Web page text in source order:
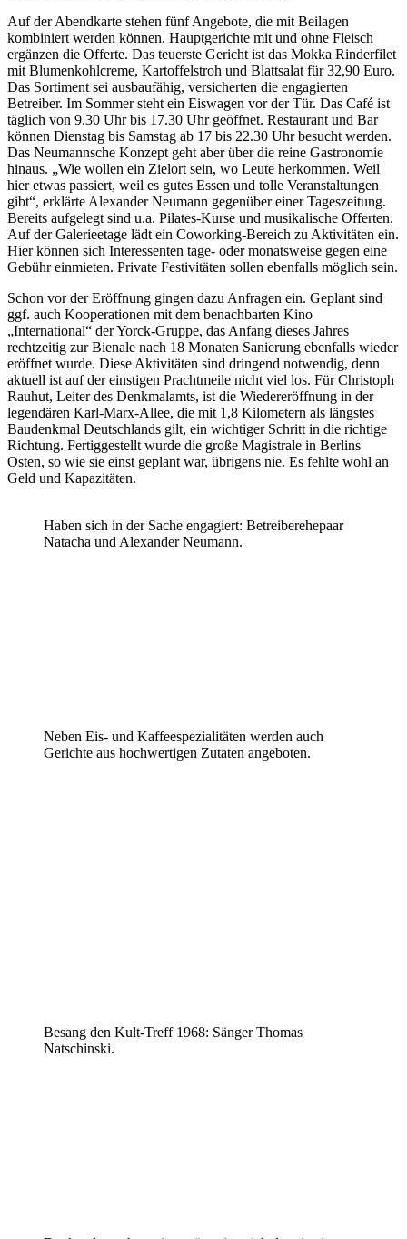
Auf der Abendkarte stehen fünf Angebote, die mit Beilagen
kombiniert werden können. Hauptgerichte mit und ohne Fleisch
ergänzen die Offerte. Das teuerste Gericht ist das Mokka Rinderfilet
mit Blumenkohlcreme, Kartoffelstroh und Blattsalat für 32,90 Euro.
Das Sortiment sei ausbaufähig, versicherten die engagierten
Betreiber. Im Sommer steht ein Eiswagen vor der Tür. Das Café ist
täglich von 9.30 Uhr bis 17.30 Uhr geöffnet. Restaurant und Bar
können Dienstag bis Samstag ab 17 bis 22.30 Uhr besucht werden.
Das Neumannsche Konzept geht aber über die reine Gastronomie
hinaus. „Wie wollen ein Zielort sein, wo Leute herkommen. Weil
hier etwas passiert, weil es gutes Essen und tolle Veranstaltungen
gibt“, erklärte Alexander Neumann gegenüber einer Tageszeitung.
Bereits aufgelegt sind u.a. Pilates-Kurse und musikalische Offerten.
Auf der Galerieetage lädt ein Coworking-Bereich zu Aktivitäten ein.
Hier können sich Interessenten tage- oder monatsweise gegen eine
Gebühr einmieten. Private Festivitäten sollen ebenfalls möglich sein.
Schon vor der Eröffnung gingen dazu Anfragen ein. Geplant sind
ggf. auch Kooperationen mit dem benachbarten Kino
„International“ der Yorck-Gruppe, das Anfang dieses Jahres
rechtzeitig zur Bienale nach 18 Monaten Sanierung ebenfalls wieder
eröffnet wurde. Diese Aktivitäten sind dringend notwendig, denn
aktuell ist auf der einstigen Prachtmeile nicht viel los. Für Christoph
Rauhut, Leiter des Denkmalamts, ist die Wiedereröffnung in der
legendären Karl-Marx-Allee, die mit 1,8 Kilometern als längstes
Baudenkmal Deutschlands gilt, ein wichtiger Schritt in die richtige
Richtung. Fertiggestellt wurde die große Magistrale in Berlins
Osten, so wie sie einst geplant war, übrigens nie. Es fehlte wohl an
Geld und Kapazitäten.
Haben sich in der Sache engagiert: Betreiberehepaar
Natacha und Alexander Neumann.
Neben Eis- und Kaffeespezialitäten werden auch
Gerichte aus hochwertigen Zutaten angeboten.
Besang den Kult-Treff 1968: Sänger Thomas
Natschinski.